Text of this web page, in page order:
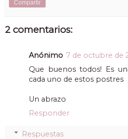
Compartir
2 comentarios:
Anónimo 7 de octubre de
Que buenos todos! Es
cada uno de estos postres
Un abrazo
Responder
Respuestas